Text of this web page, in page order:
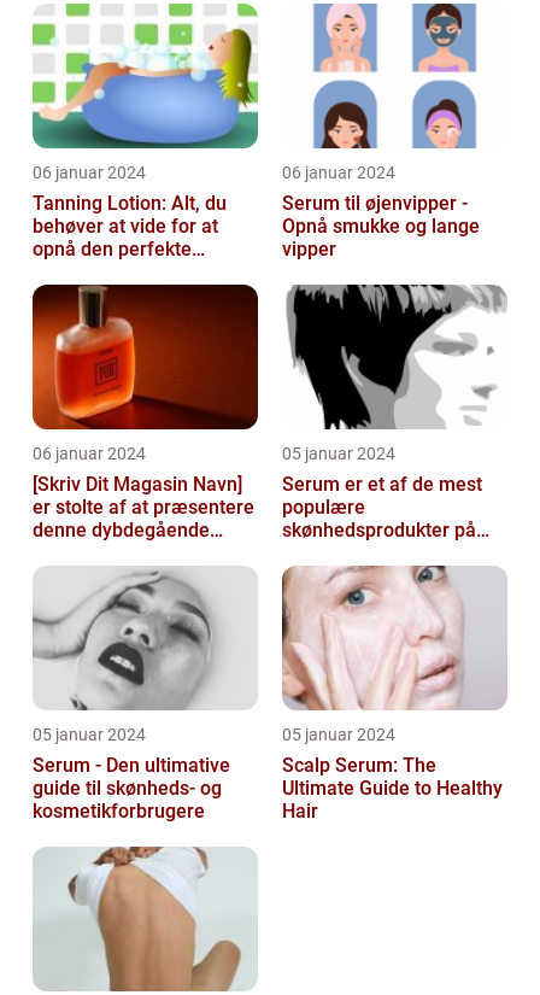
Kosmetikfavorit
06 januar 2024
Tanning Lotion: Alt, du
behøver at vide for at
opnå den perfekte
06 januar 2024
Serum til øjenvipper -
Opnå smukke og lange
vipper
06 januar 2024
[Skriv Dit Magasin Navn]
er stolte af at præsentere
denne dybdegående
05 januar 2024
Serum er et af de mest
populære
skønhedsprodukter på
ansigt er en vigtig de...
05 januar 2024
Serum - Den ultimative
guide til skønheds- og
kosmetikforbrugere
05 januar 2024
Scalp Serum: The
Ultimate Guide to Healthy
Hair